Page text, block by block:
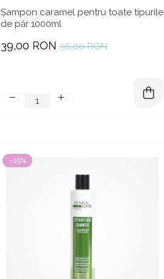
Șampon caramel pentru toate tipurile
de păr 1000ml
56,00 RON
39,00 RON
-29%